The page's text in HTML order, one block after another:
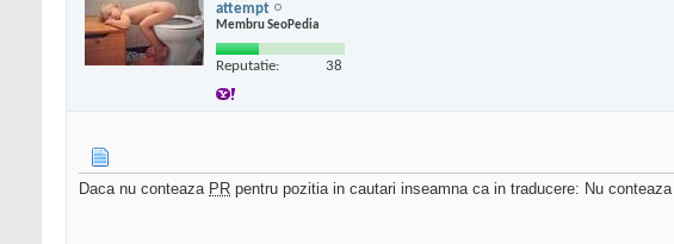
attempt
Membru SeoPedia
Reputatie: 38
Daca nu conteaza PR pentru pozitia in cautari inseamna ca in traducere: Nu conteaza